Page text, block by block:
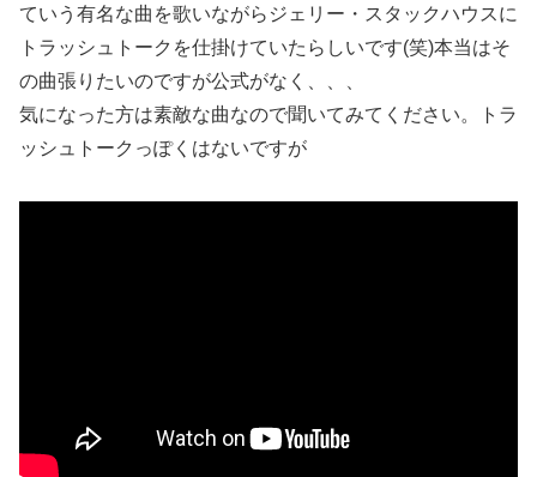
ていう有名な曲を歌いながらジェリー・スタックハウスに
トラッシュトークを仕掛けていたらしいです(笑)本当はそ
の曲張りたいのですが公式がなく、、、
気になった方は素敵な曲なので聞いてみてください。トラ
ッシュトークっぽくはないですが